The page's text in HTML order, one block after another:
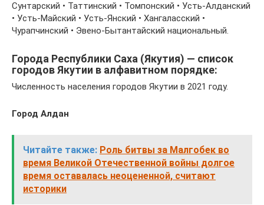
Сунтарский • Таттинский • Томпонский • Усть-Алданский
• Усть-Майский • Усть-Янский • Хангаласский •
Чурапчинский • Эвено-Бытантайский национальный.
Города Республики Саха (Якутия) — список
городов Якутии в алфавитном порядке:
Численность населения городов Якутии в 2021 году.
Город Алдан
Читайте также: Роль битвы за Малгобек во
время Великой Отечественной войны долгое
время оставалась неоцененной, считают
историки